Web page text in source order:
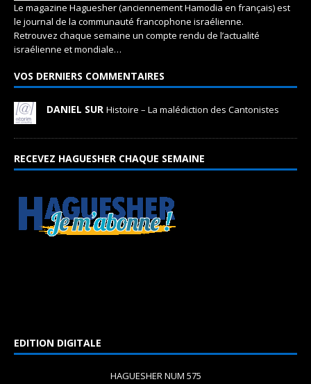
Le magazine Haguesher (anciennement Hamodia en français) est
le journal de la communauté francophone israélienne.
Retrouvez chaque semaine un compte rendu de l’actualité
israélienne et mondiale…
VOS DERNIERS COMMENTAIRES
DANIEL SUR Histoire – La malédiction des Cantonistes
RECEVEZ HAGUESHER CHAQUE SEMAINE
EDITION DIGITALE
HAGUESHER NUM 575